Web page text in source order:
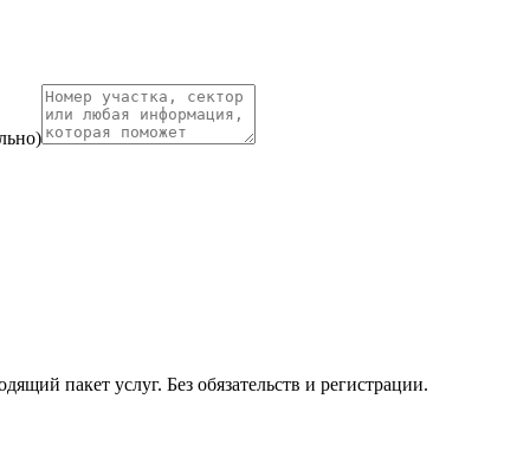
пакет услуг. Без обязательств и регистрации.